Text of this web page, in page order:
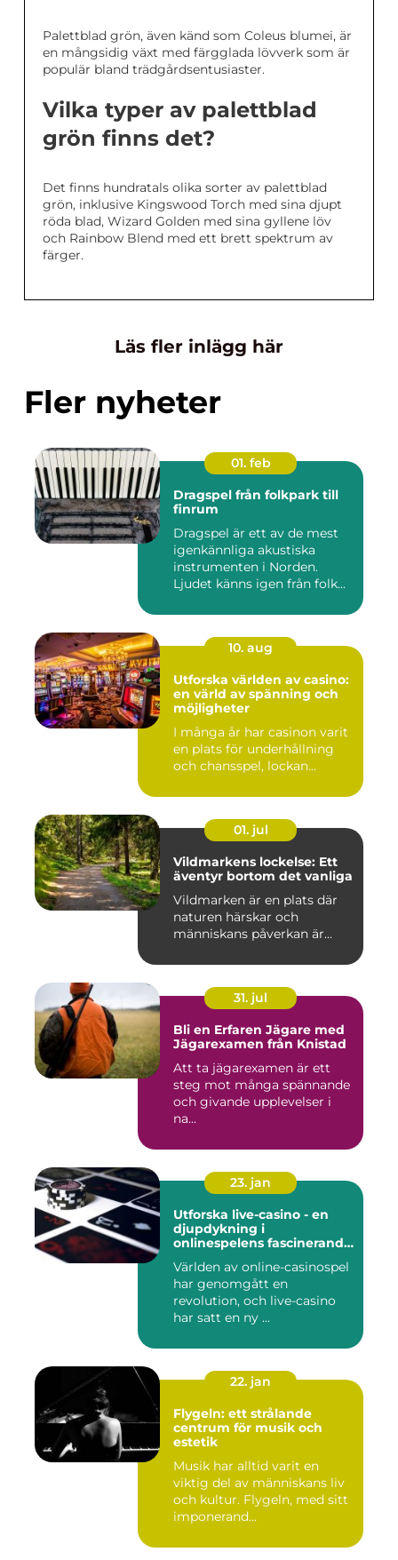
Palettblad grön, även känd som Coleus blumei, är
en mångsidig växt med färgglada lövverk som är
populär bland trädgårdsentusiaster.
Vilka typer av palettblad
grön finns det?
Det finns hundratals olika sorter av palettblad
grön, inklusive Kingswood Torch med sina djupt
röda blad, Wizard Golden med sina gyllene löv
och Rainbow Blend med ett brett spektrum av
färger.
Läs fler inlägg här
Fler nyheter
01. feb
Dragspel från folkpark till
finrum
Dragspel är ett av de mest
igenkännliga akustiska
instrumenten i Norden.
Ljudet känns igen från folk...
10. aug
Utforska världen av casino:
en värld av spänning och
möjligheter
I många år har casinon varit
en plats för underhållning
och chansspel, lockan...
01. jul
Vildmarkens lockelse: Ett
äventyr bortom det vanliga
Vildmarken är en plats där
naturen härskar och
människans påverkan är...
31. jul
Bli en Erfaren Jägare med
Jägarexamen från Knistad
Att ta jägarexamen är ett
steg mot många spännande
och givande upplevelser i
na...
23. jan
Utforska live-casino - en
djupdykning i
onlinespelens fascinerande
Världen av online-casinospel
har genomgått en
revolution, och live-casino
har satt en ny ...
22. jan
Flygeln: ett strålande
centrum för musik och
estetik
Musik har alltid varit en
viktig del av människans liv
och kultur. Flygeln, med sitt
imponerand...